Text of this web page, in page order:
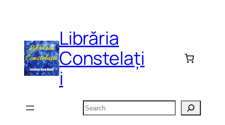
Librăria
Constelați
i
Search